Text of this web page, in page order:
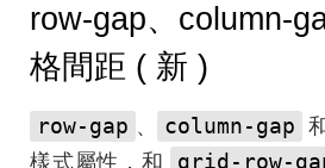
row-gap、column-
格間距 ( 新 )
row-gap 、 column-gap
樣式屬性，和
grid-row-